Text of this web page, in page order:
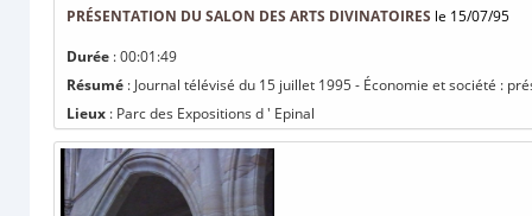
PRÉSENTATION DU SALON DES ARTS DIVINATOIRES le 15/07/95
Durée : 00:01:49
Résumé : Journal télévisé du 15 juillet 1995 - Économie et société :
Lieux : Parc des Expositions d ' Epinal